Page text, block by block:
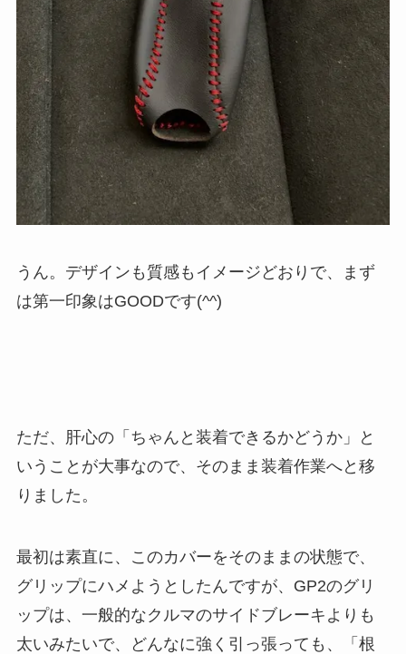
うん。デザインも質感もイメージどおりで、まず
は第一印象はGOODです(^^)
ただ、肝心の「ちゃんと装着できるかどうか」と
いうことが大事なので、そのまま装着作業へと移
りました。
最初は素直に、このカバーをそのままの状態で、
グリップにハメようとしたんですが、GP2のグリ
ップは、一般的なクルマのサイドブレーキよりも
太いみたいで、どんなに強く引っ張っても、「根